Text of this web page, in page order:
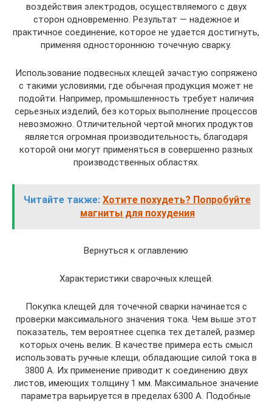
воздействия электродов, осуществляемого с двух
сторон одновременно. Результат — надежное и
практичное соединение, которое не удается достигнуть,
применяя одностороннюю точечную сварку.
Использование подвесных клещей зачастую сопряжено
с такими условиями, где обычная продукция может не
подойти. Например, промышленность требует наличия
серьезных изделий, без которых выполнение процессов
невозможно. Отличительной чертой многих продуктов
является огромная производительность, благодаря
которой они могут применяться в совершенно разных
производственных областях.
Читайте также: Хотите похудеть? Попробуйте
магниты для похудения
Вернуться к оглавлению
Характеристики сварочных клещей.
Покупка клещей для точечной сварки начинается с
проверки максимального значения тока. Чем выше этот
показатель, тем вероятнее сцепка тех деталей, размер
которых очень велик. В качестве примера есть смысл
использовать ручные клещи, обладающие силой тока в
3800 А. Их применение приводит к соединению двух
листов, имеющих толщину 1 мм. Максимальное значение
параметра варьируется в пределах 6300 А. Подобные